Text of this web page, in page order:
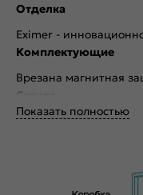
Отделка
Eximer -
Комплектующие
Врезана магнитная
Стекло
Без стекла
Показать полностью